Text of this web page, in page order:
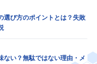
選び方のポイントとは？失敗
ない？無駄ではない理由・メ